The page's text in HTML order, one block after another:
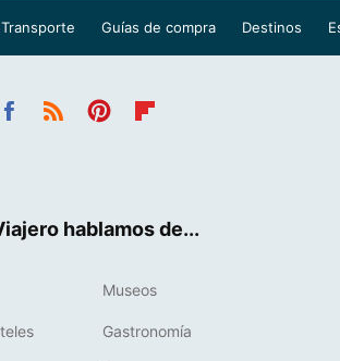
Transporte Guías de compra Destinos
hablamos de...
Museos
Gastronomía